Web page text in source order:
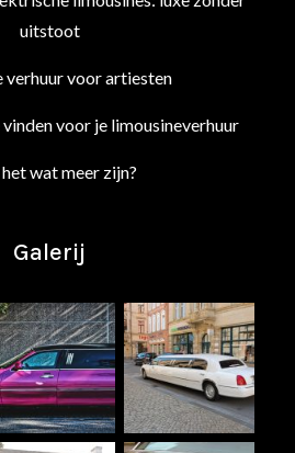
uitstoot
verhuur voor artiesten
voor je limousineverhuur
wat meer zijn?
Galerij